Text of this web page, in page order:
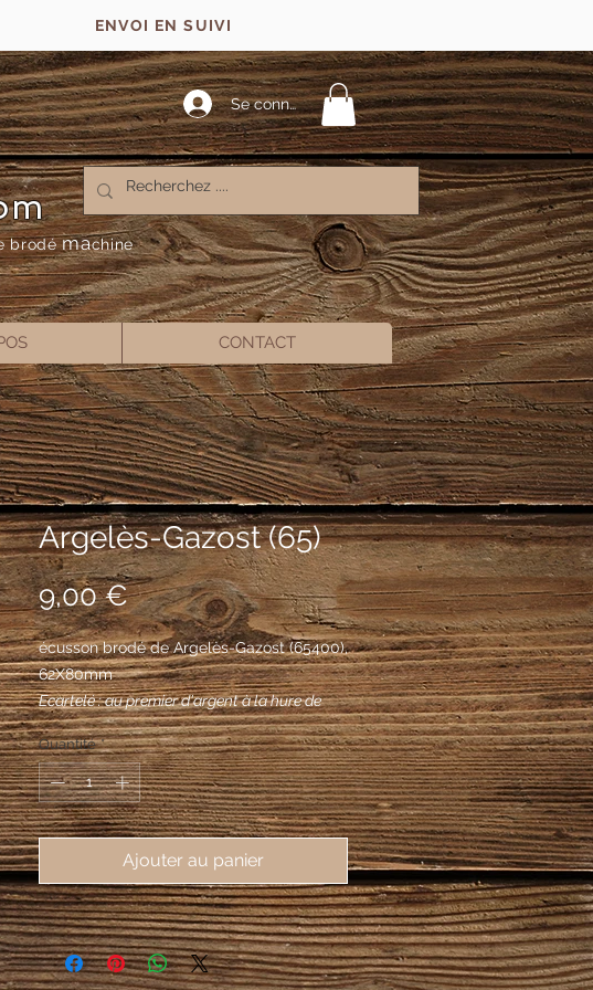
ENVOI EN SUIVI
Se connecter
brodémachine
CONTACT
Argelès-Gazost (65)
9,00 €Prix
écusson brodé de Argelès-Gazost (65400),
62X80mm
Ecartelé : au premier d'argent à la hure de
sanglier en rencontre de sable défendue
aussi d'argent soutenue de trois pieds aussi
de sanglier de sable de front rangés en pal,
au deuxième d'azur à l'ours en pied d'or
descendant d'une montagne d'argent
surmontée d'une étoile aussi d'or, au
troisième d'or à la vache de gueules allaitant
son veau contourné du même, au quatrième
coupé au I d'azur au roc d'échiquier d'or et au
II d'or aux deux fasces de gueules
Quantité *
Ajouter au panier